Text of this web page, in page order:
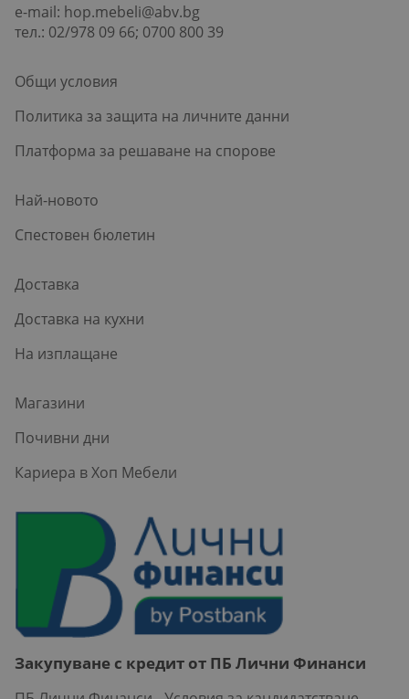
e-mail: hop.mebeli@abv.bg
тел.: 02/978 09 66; 0700 800 39
Общи условия
Политика за защита на личните данни
Платформа за решаване на спорове
Най-новото
Спестовен бюлетин
Доставка
Доставка на кухни
На изплащане
Магазини
Почивни дни
Кариера в Хоп Мебели
Закупуване с кредит от ПБ Лични Финанси